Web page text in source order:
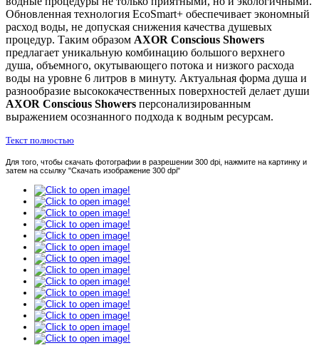
Обновленная технология EcoSmart+ обеспечивает экономный
расход воды, не допуская снижения качества душевых
процедур. Таким образом AXOR Conscious Showers
предлагает уникальную комбинацию большого верхнего
душа, объемного, окутывающего потока и низкого расхода
воды на уровне 6 литров в минуту. Актуальная форма душа и
разнообразие высококачественных поверхностей делает души
AXOR Conscious Showers персонализированным
выражением осознанного подхода к водным ресурсам.
Текст полностью
Для того, чтобы скачать фотографии в разрешении 300 dpi, нажмите на картинку и
затем на ссылку "Скачать изображение 300 dpi"